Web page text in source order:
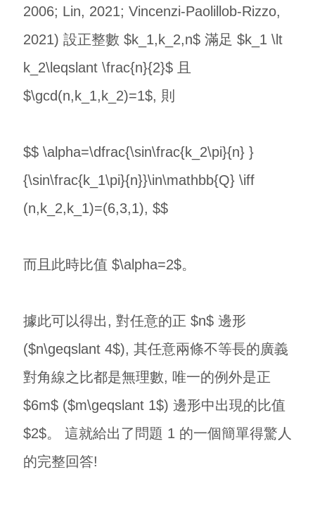
2006; Lin, 2021; Vincenzi-Paolillob-Rizzo,
2021) 設正整數 $k_1,k_2,n$ 滿足 $k_1 \lt
k_2\leqslant \frac{n}{2}$ 且
$\gcd(n,k_1,k_2)=1$, 則
$$ \alpha=\dfrac{\sin\frac{k_2\pi}{n} }
{\sin\frac{k_1\pi}{n}}\in\mathbb{Q} \iff
(n,k_2,k_1)=(6,3,1), $$
而且此時比值 $\alpha=2$。
據此可以得出, 對任意的正 $n$ 邊形
($n\geqslant 4$), 其任意兩條不等長的廣義
對角線之比都是無理數, 唯一的例外是正
$6m$ ($m\geqslant 1$) 邊形中出現的比值
$2$。 這就給出了問題 1 的一個簡單得驚人
的完整回答!